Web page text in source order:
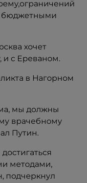
бюджетными
хочет
и с Ереваном.
в Нагорном
мы должны
врачебному
Путин.
методами,
подчеркнул